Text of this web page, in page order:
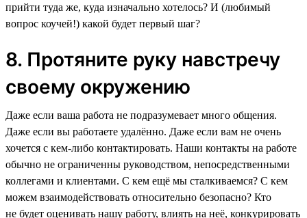
прийти туда же, куда изначально хотелось? И (любимый
вопрос коучей!) какой будет первый шаг?
8. Протяните руку навстречу
своему окружению
Даже если ваша работа не подразумевает много общения.
Даже если вы работаете удалённо. Даже если вам не очень
хочется с кем-либо контактировать. Наши контакты на работе
обычно не ограниченны руководством, непосредственными
коллегами и клиентами. С кем ещё мы сталкиваемся? С кем
можем взаимодействовать относительно безопасно? Кто
не будет оценивать нашу работу, влиять на неё, конкурировать